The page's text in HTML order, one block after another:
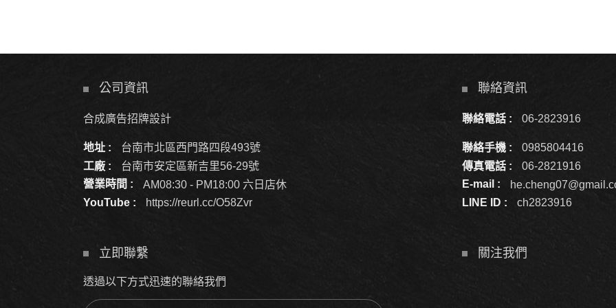
公司資訊
合成廣告招牌設計
地址 :
台南市北區西門路四段493號
工廠 :
台南市安定區新吉里56-29號
營業時間 :
AM08:30 - PM18:00 六日店休
YouTube :
https://reurl.cc/O58Zvr
聯絡資訊
聯絡電話 : 06-2823916
聯絡手機 :
0985804416
傳真電話 :
06-2821916
E-mail :
LINE ID :
ch2823916
立即聯繫
透過以下方式迅速的聯絡我們
關注我們